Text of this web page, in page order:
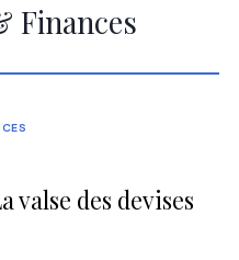
Finances
valse des devises